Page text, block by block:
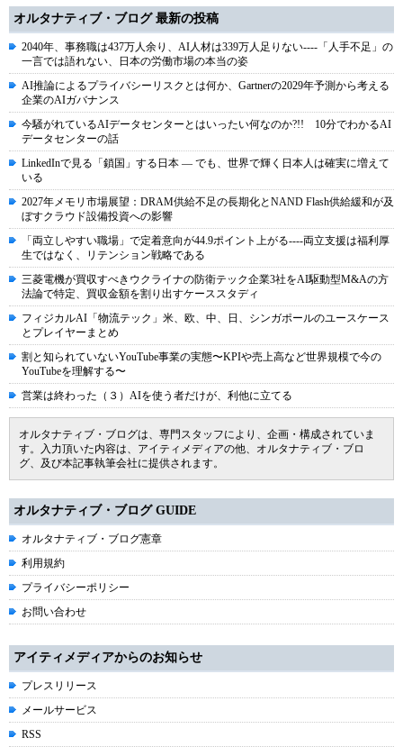
オルタナティブ・ブログ 最新の投稿
2040年、事務職は437万人余り、AI人材は339万人足りない----「人手不足」の
一言では語れない、日本の労働市場の本当の姿
AI推論によるプライバシーリスクとは何か、Gartnerの2029年予測から考える
企業のAIガバナンス
今騒がれているAIデータセンターとはいったい何なのか?!! 10分でわかるAI
データセンターの話
LinkedInで見る「鎖国」する日本 ― でも、世界で輝く日本人は確実に増えて
いる
2027年メモリ市場展望：DRAM供給不足の長期化とNAND Flash供給緩和が及
ぼすクラウド設備投資への影響
「両立しやすい職場」で定着意向が44.9ポイント上がる----両立支援は福利厚
生ではなく、リテンション戦略である
三菱電機が買収すべきウクライナの防衛テック企業3社をAI駆動型M&Aの方
法論で特定、買収金額を割り出すケーススタディ
フィジカルAI「物流テック」米、欧、中、日、シンガポールのユースケース
とプレイヤーまとめ
割と知られていないYouTube事業の実態〜KPIや売上高など世界規模で今の
YouTubeを理解する〜
営業は終わった（３）AIを使う者だけが、利他に立てる
オルタナティブ・ブログは、専門スタッフにより、企画・構成されていま
す。入力頂いた内容は、アイティメディアの他、オルタナティブ・ブロ
グ、及び本記事執筆会社に提供されます。
オルタナティブ・ブログ GUIDE
オルタナティブ・ブログ憲章
利用規約
プライバシーポリシー
お問い合わせ
アイティメディアからのお知らせ
プレスリリース
メールサービス
RSS